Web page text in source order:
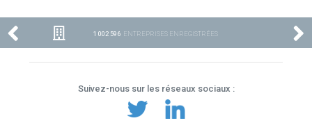
1 002 596 ENTREPRISES ENREGISTRÉES
Suivez-nous sur les réseaux sociaux :